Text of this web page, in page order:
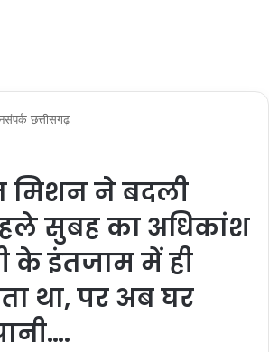
छत्तीसगढ़
ने बदली
सुबह का अधिकांश
के इंतजाम में ही
था, पर अब घर